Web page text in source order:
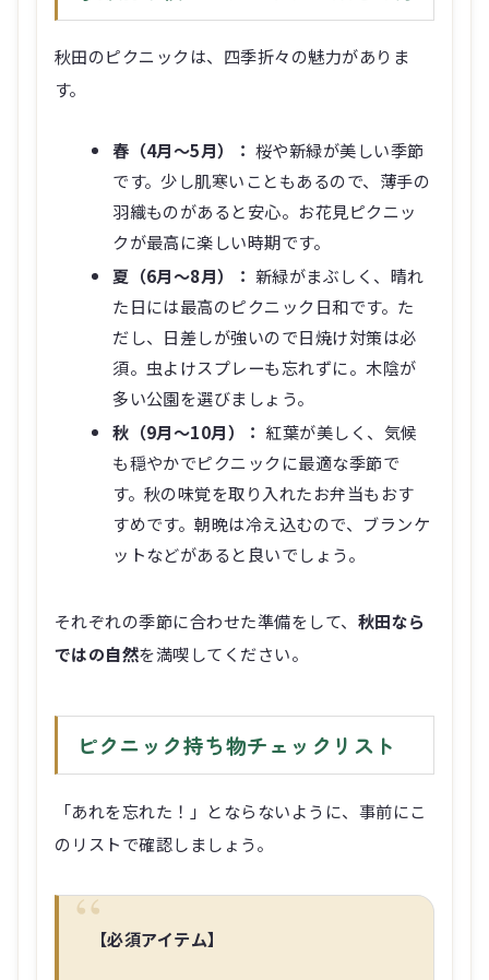
秋田のピクニックは、四季折々の魅力がありま
す。
春（4月～5月）： 桜や新緑が美しい季節
です。少し肌寒いこともあるので、薄手の
羽織ものがあると安心。お花見ピクニッ
クが最高に楽しい時期です。
夏（6月～8月）： 新緑がまぶしく、晴れ
た日には最高のピクニック日和です。た
だし、日差しが強いので日焼け対策は必
須。虫よけスプレーも忘れずに。木陰が
多い公園を選びましょう。
秋（9月～10月）： 紅葉が美しく、気候
も穏やかでピクニックに最適な季節で
す。秋の味覚を取り入れたお弁当もおす
すめです。朝晩は冷え込むので、ブランケ
ットなどがあると良いでしょう。
それぞれの季節に合わせた準備をして、 秋田なら
ではの自然を満喫してください。
ピクニック持ち物チェックリスト
「あれを忘れた！」とならないように、事前にこ
のリストで確認しましょう。
【必須アイテム】